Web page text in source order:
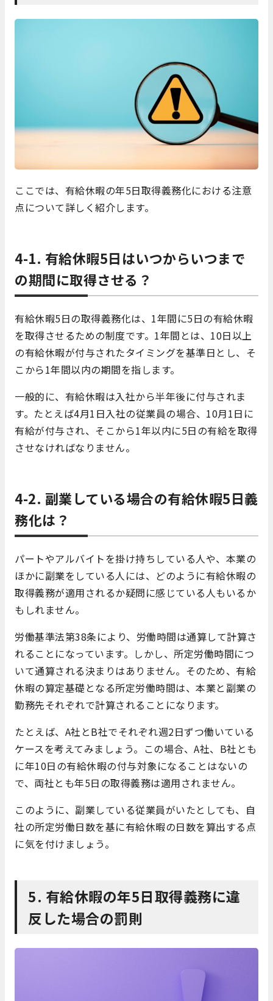
ここでは、有給休暇の年5日取得義務化における注意
点について詳しく紹介します。
4-1. 有給休暇5日はいつからいつまで
の期間に取得させる？
有給休暇5日の取得義務化は、1年間に5日の有給休暇
を取得させるための制度です。1年間とは、10日以上
の有給休暇が付与されたタイミングを基準日とし、そ
こから1年間以内の期間を指します。
一般的に、有給休暇は入社から半年後に付与されま
す。たとえば4月1日入社の従業員の場合、10月1日に
有給が付与され、そこから1年以内に5日の有給を取得
させなければなりません。
4-2. 副業している場合の有給休暇5日義
務化は？
パートやアルバイトを掛け持ちしている人や、本業の
ほかに副業をしている人には、どのように有給休暇の
取得義務が適用されるか疑問に感じている人もいるか
もしれません。
労働基準法第38条により、労働時間は通算して計算さ
れることになっています。しかし、所定労働時間につ
いて通算される決まりはありません。そのため、有給
休暇の算定基礎となる所定労働時間は、本業と副業の
勤務先それぞれで計算されることになります。
たとえば、A社とB社でそれぞれ週2日ずつ働いている
ケースを考えてみましょう。この場合、A社、B社とも
に年10日の有給休暇の付与対象になることはないの
で、両社とも年5日の取得義務は適用されません。
このように、副業している従業員がいたとしても、自
社の所定労働日数を基に有給休暇の日数を算出する点
に気を付けましょう。
5. 有給休暇の年5日取得義務に違
反した場合の罰則